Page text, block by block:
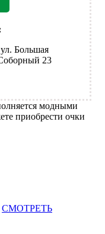
Большая
23
модными
приобрести очки
СМОТРЕТЬ